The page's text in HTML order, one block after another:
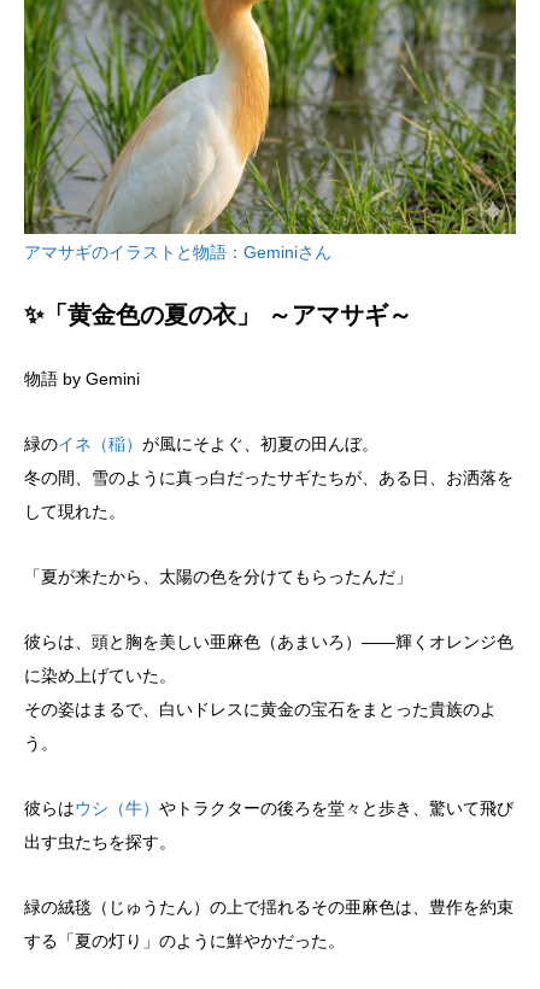
アマサギのイラストと物語：Geminiさん
✨「黄金色の夏の衣」 ～アマサギ～
物語 by Gemini
緑のイネ（稲） が風にそよぐ、初夏の田んぼ。
冬の間、雪のように真っ白だったサギたちが、ある日、お洒落を
して現れた。
「夏が来たから、太陽の色を分けてもらったんだ」
彼らは、頭と胸を美しい亜麻色（あまいろ）――輝くオレンジ色
に染め上げていた。
その姿はまるで、白いドレスに黄金の宝石をまとった貴族のよ
う。
彼らはウシ（牛） やトラクターの後ろを堂々と歩き、驚いて飛び
出す虫たちを探す。
緑の絨毯（じゅうたん）の上で揺れるその亜麻色は、豊作を約束
する「夏の灯り」のように鮮やかだった。